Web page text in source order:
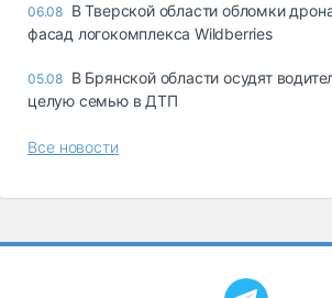
06.08 В Тверской области обломки
фасад логокомплекса Wildberries
05.08 В Брянской области осудят
целую семью в ДТП
Все новости